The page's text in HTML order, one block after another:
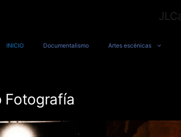
INICIO Documentalismo Artes escénicas
Fotografía